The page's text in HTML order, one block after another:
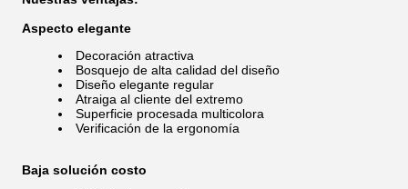
Aspecto elegante
Decoración atractiva
Bosquejo de alta calidad del diseño
Diseño elegante regular
Atraiga al cliente del extremo
Superficie procesada multicolora
Verificación de la ergonomía
Baja solución costo